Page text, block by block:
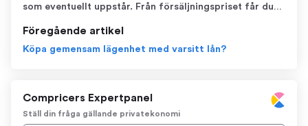
som eventuellt uppstår. Från försäljningspriset får du
förbättringsutgifter du har haft. Skatten på den vinst
som kvarstår är 22 procent. Så...
Föregående artikel
Köpa gemensam lägenhet med varsitt lån?
Compricers Expertpanel
Ställ din fråga gällande privatekonomi